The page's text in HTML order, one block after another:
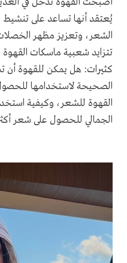
يُعتقد أنها تساعد على
الشعر، وتعزيز مظهر
تتزايد شعبية ماسكات القهوة
كثيرات: هل يمكن للقهوة أن
الصحيحة لاستخدامها
القهوة للشعر، وكيفية
الجمالي للحصول على شعر